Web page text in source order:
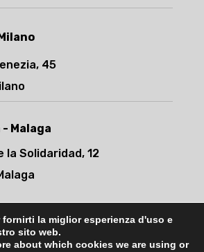
45
Malaga
la Solidaridad, 12
la miglior esperienza d'uso e
sito web.
about which cookies we are using or